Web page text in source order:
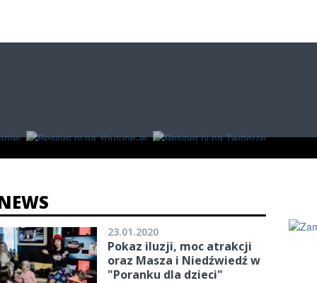
23.01.2020
Pokaz iluzji, moc atrakcji
oraz Masza i Niedźwiedź w
"Poranku dla dzieci"